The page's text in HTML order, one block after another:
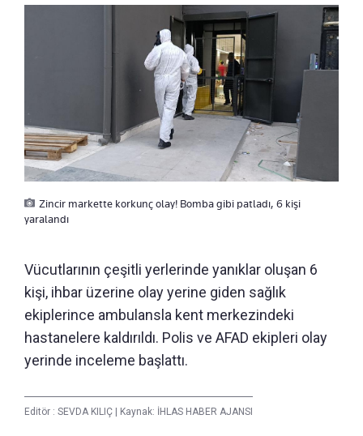
Zincir markette korkunç olay! Bomba gibi patladı, 6 kişi
yaralandı
Vücutlarının çeşitli yerlerinde yanıklar oluşan 6
kişi, ihbar üzerine olay yerine giden sağlık
ekiplerince ambulansla kent merkezindeki
hastanelere kaldırıldı. Polis ve AFAD ekipleri olay
yerinde inceleme başlattı.
Editör : SEVDA KILIÇ Kaynak: İHLAS HABER AJANSI